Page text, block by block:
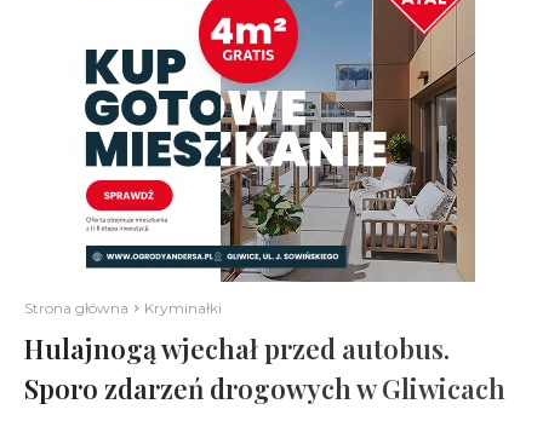
Strona główna Kryminałki
Hulajnogą wjechał przed autobus.
Sporo zdarzeń drogowych w Gliwicach